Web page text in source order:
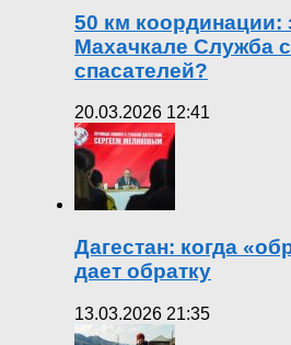
50 км координации:
Махачкале Служба
спасателей?
20.03.2026 12:41
Дагестан: когда
дает обратку
13.03.2026 21:35